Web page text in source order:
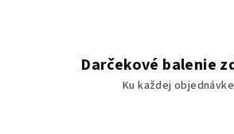
Darčekové balenie
Ku každej objednávke